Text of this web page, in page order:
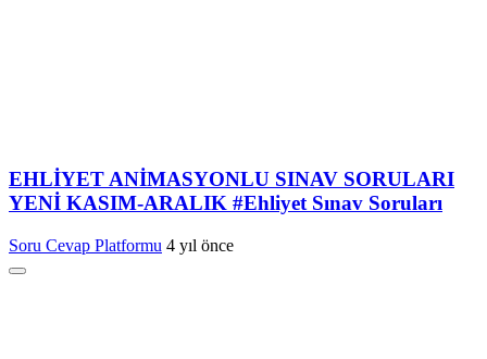
EHLİYET ANİMASYONLU SINAV SORULARI
YENİ KASIM-ARALIK #Ehliyet Sınav Soruları
Soru Cevap Platformu 4 yıl önce